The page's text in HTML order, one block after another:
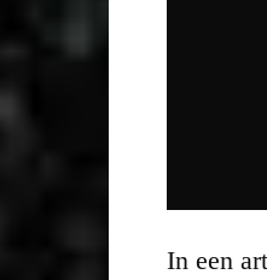
In een